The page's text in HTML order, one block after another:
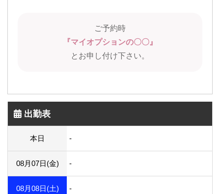
ご予約時
『マイオプションの〇〇』
とお申し付け下さい。
出勤表
本日 -
08月07日(金) -
08月08日(土) -